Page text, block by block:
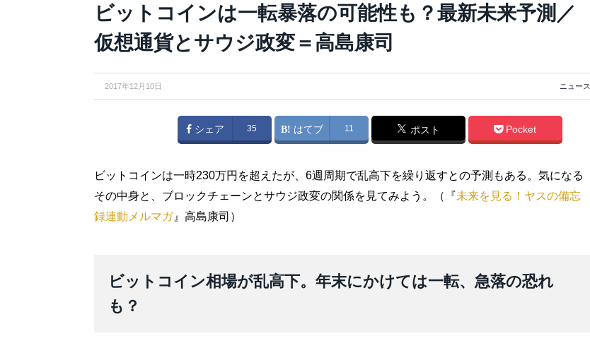
ビットコインは一転暴落の可能性も？最新未来予測／
仮想通貨とサウジ政変＝高島康司
2017年12月10日 ニュース
シェア 35 はてブ 11 ポスト Pocket
ビットコインは一時230万円を超えたが、6週周期で乱高下を繰り返すとの予測もある。気になる
その中身と、ブロックチェーンとサウジ政変の関係を見てみよう。（『未来を見る！ヤスの備忘
録連動メルマガ』高島康司）
ビットコイン相場が乱高下。年末にかけては一転、急落の恐れ
も？